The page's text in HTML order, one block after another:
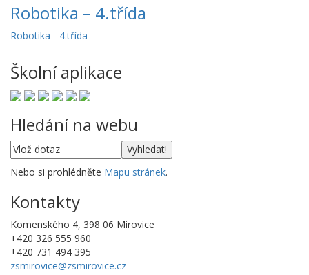
Robotika – 4.třída
Robotika - 4.třída
Školní aplikace
Hledání na webu
Nebo si prohlédněte Mapu stránek.
Kontakty
Komenského 4, 398 06 Mirovice
+420 326 555 960
+420 731 494 395
zsmirovice@zsmirovice.cz